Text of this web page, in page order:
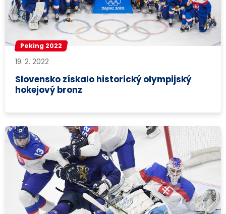
Peking 2022
19. 2. 2022
Slovensko získalo historický olympijský
hokejový bronz